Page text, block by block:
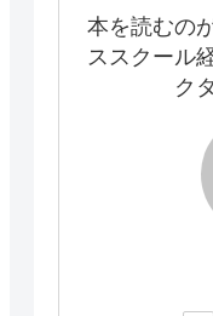
本を読むの
ススクール
ク